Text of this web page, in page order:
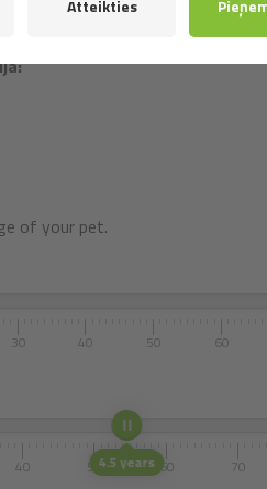
ekstraktus no augu eļļas
of your pet.
30 40 50 60
4.5 years
40 50 60 70